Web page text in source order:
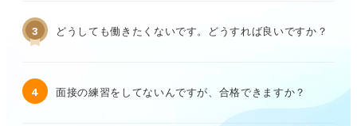
3 どうしても働きたくないです。どうすれば良いですか？
4 面接の練習をしてないんですが、合格できますか？